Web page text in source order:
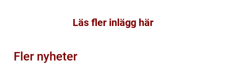
Läs fler inlägg här
Fler nyheter